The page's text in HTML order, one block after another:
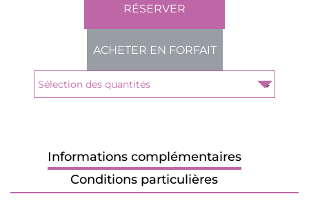
RÉSERVER
ACHETER EN FORFAIT
Informations complémentaires
Conditions particulières